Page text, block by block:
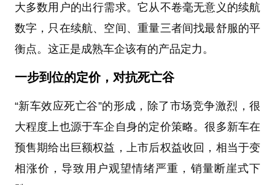
大多数用户的出行需求。它从不卷毫无意义的续航
数字，只在续航、空间、重量三者间找最舒服的平
衡点。这正是成熟车企该有的产品定力。
一步到位的定价，对抗死亡谷
“新车效应死亡谷”的形成，除了市场竞争激烈，很
大程度上也源于车企自身的定价策略。很多新车在
预售期给出巨额权益，上市后权益收回，相当于变
相涨价，导致用户观望情绪严重，销量断崖式下